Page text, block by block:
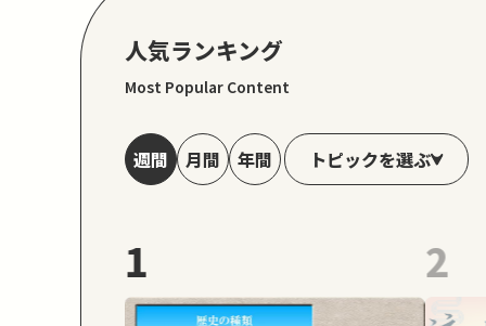
人気ランキング
Most Popular Content
週間 月間 年間 トピックを選ぶ
1 2